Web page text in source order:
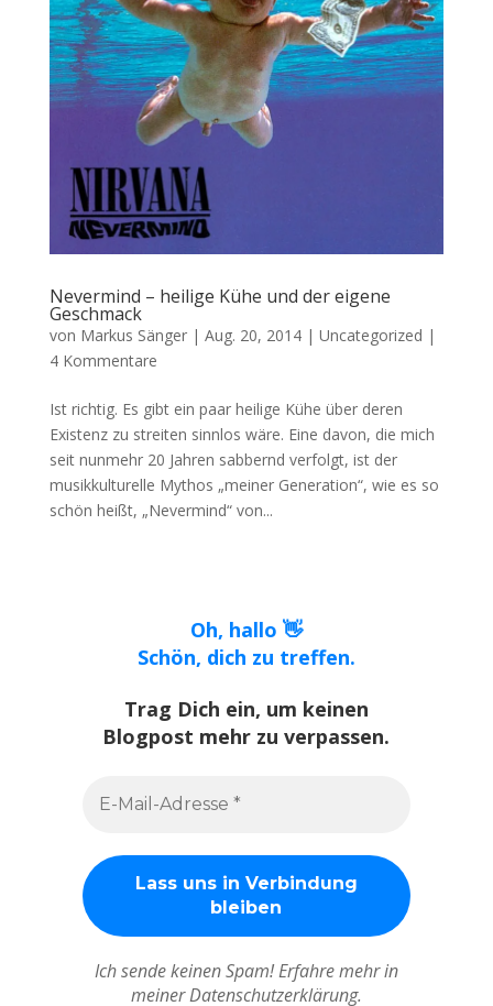
Nevermind – heilige Kühe und der eigene
Geschmack
von Markus Sänger| Aug. 20, 2014| Uncategorized |
4 Kommentare
Ist richtig. Es gibt ein paar heilige Kühe über deren
Existenz zu streiten sinnlos wäre. Eine davon, die mich
seit nunmehr 20 Jahren sabbernd verfolgt, ist der
musikkulturelle Mythos „meiner Generation“, wie es so
schön heißt, „Nevermind“ von...
Oh, hallo 👋
Schön, dich zu treffen.
Trag Dich ein, um keinen
Blogpost mehr zu verpassen.
Ich sende keinen Spam! Erfahre mehr in
meiner Datenschutzerklärung.